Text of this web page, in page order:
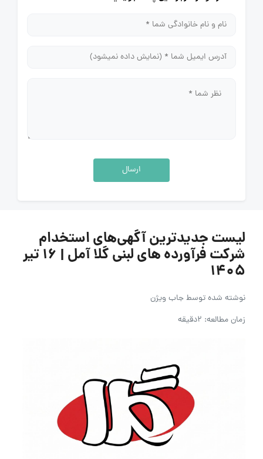
ارسال
لیست جدیدترین آگهی‌های استخدام
شرکت فرآورده های لبنی گلا آمل | ۱۶ تیر
۱۴۰۵
نوشته شده توسطجاب ویژن
زمان مطالعه: 2دقیقه